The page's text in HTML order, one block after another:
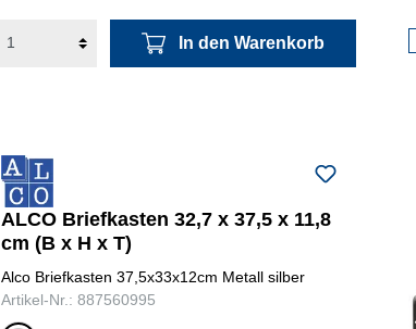
In den Warenkorb
ALCO Briefkasten 32,7 x 37,5 x 11,8
cm (B x H x T)
Alco Briefkasten 37,5x33x12cm Metall silber
Artikel-Nr.: 887560995